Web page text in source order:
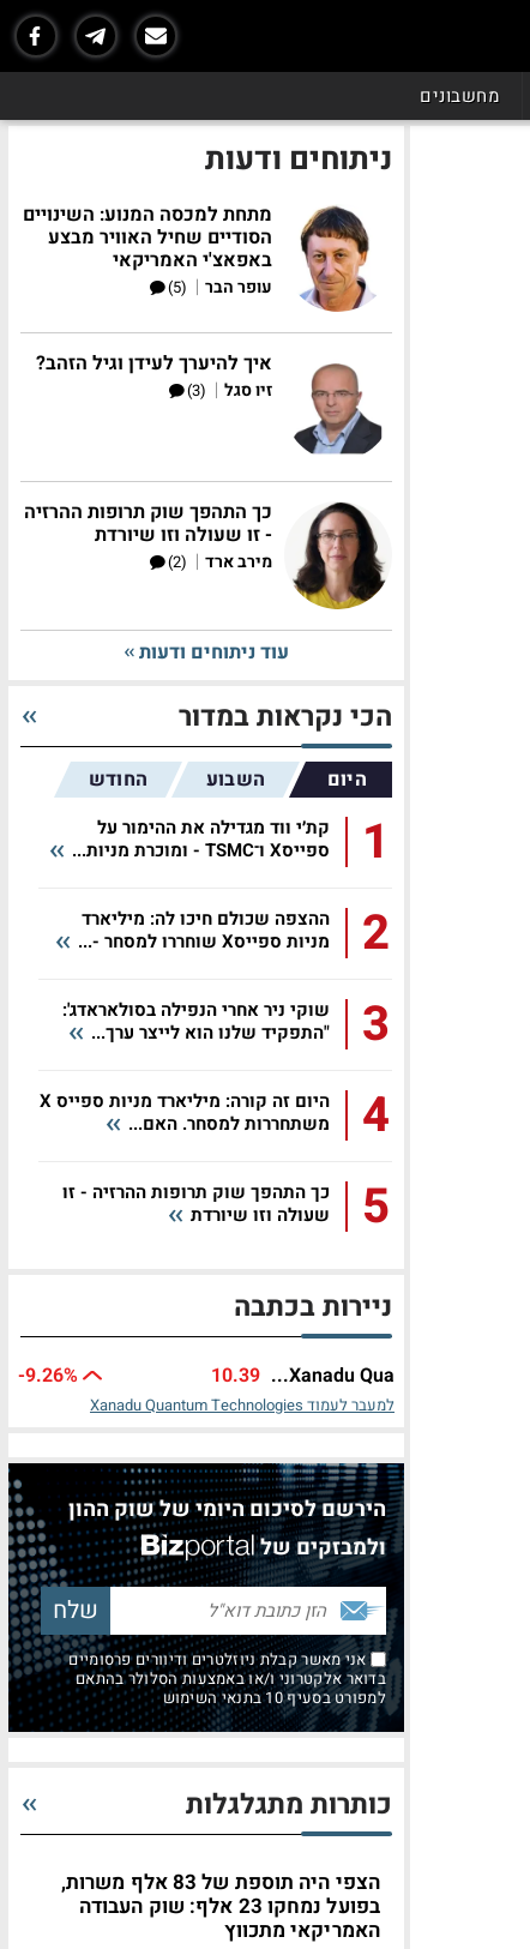
מחשבונים
ניתוחים ודעות
מתחת למכסה המנוע: השינויים
הסודיים שחיל האוויר מבצע
באפאצ'י האמריקאי
עופר הבר |
(5)
איך להיערך לעידן וגיל הזהב?
זיו סגל |
(3)
כך התהפך שוק תרופות ההרזיה
- זו שעולה וזו שיורדת
מירב ארד |
(2)
עוד ניתוחים ודעות
הכי נקראות במדור
היום השבוע החודש
1
קת׳י ווד מגדילה את ההימור על
ספייסX ו־TSMC - ומוכרת מניות...
2
ההצפה שכולם חיכו לה: מיליארד
מניות ספייסX שוחררו למסחר -...
3
שוקי ניר אחרי הנפילה בסולאראדג':
"התפקיד שלנו הוא לייצר ערך...
4
היום זה קורה: מיליארד מניות ספייס X
משתחררות למסחר. האם...
5
כך התהפך שוק תרופות ההרזיה - זו
שעולה וזו שיורדת
ניירות בכתבה
Xanadu Qua...
10.39
-9.26%
למעבר לעמוד Xanadu Quantum Technologies
הירשם לסיכום היומי של שוק ההון
ולמבזקים של
אני מאשר קבלת ניוזלטרים ודיוורים פרסומיים
בדואר אלקטרוני ו/או באמצעות הסלולר בהתאם
למפורט בסעיף 10 בתנאי השימוש
כותרות מתגלגלות
הצפי היה תוספת של 83 אלף משרות,
בפועל נמחקו 23 אלף: שוק העבודה
האמריקאי מתכווץ